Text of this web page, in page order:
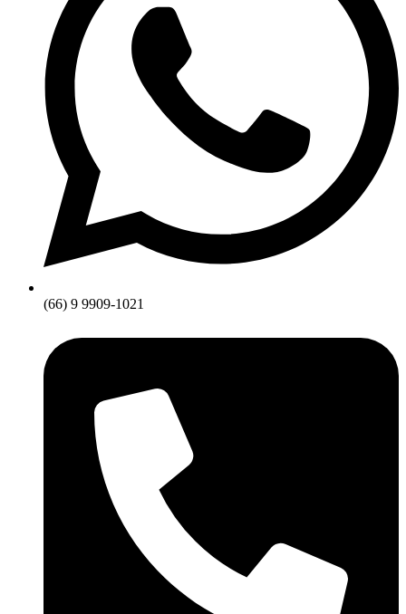
(66) 9 9909-1021